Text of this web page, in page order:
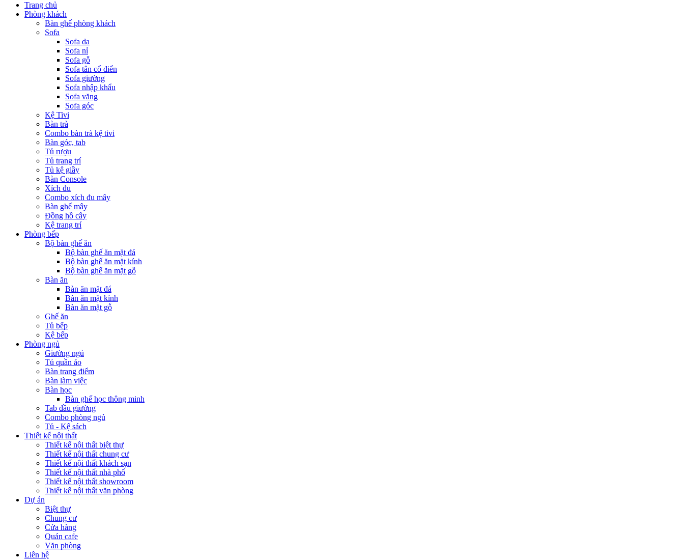
Trang chủ
Phòng khách
Bàn ghế phòng khách
Sofa
Sofa da
Sofa nỉ
Sofa gỗ
Sofa tân cổ điển
Sofa giường
Sofa nhập khẩu
Sofa văng
Sofa góc
Kệ Tivi
Bàn trà
Combo bàn trà kệ tivi
Bàn góc, tab
Tủ rượu
Tủ trang trí
Tủ kệ giầy
Bàn Console
Xích đu
Combo xích đu mây
Bàn ghế mây
Đồng hồ cây
Kệ trang trí
Phòng bếp
Bộ bàn ghế ăn
Bộ bàn ghế ăn mặt đá
Bộ bàn ghế ăn mặt kính
Bộ bàn ghế ăn mặt gỗ
Bàn ăn
Bàn ăn mặt đá
Bàn ăn mặt kính
Bàn ăn mặt gỗ
Ghế ăn
Tủ bếp
Kệ bếp
Phòng ngủ
Giường ngủ
Tủ quần áo
Bàn trang điểm
Bàn làm việc
Bàn học
Bàn ghế học thông minh
Tab đầu giường
Combo phòng ngủ
Tủ - Kệ sách
Thiết kế nội thất
Thiết kế nội thất biệt thự
Thiết kế nội thất chung cư
Thiết kế nội thất khách sạn
Thiết kế nội thất nhà phố
Thiết kế nội thất showroom
Thiết kế nội thất văn phòng
Dự án
Biệt thự
Chung cư
Cửa hàng
Quán cafe
Văn phòng
Liên hệ